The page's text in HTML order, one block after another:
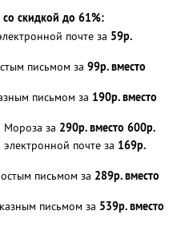
со скидкой до 61%:
почте за 59р.
письмом за 99р. вместо
письмом за 190р. вместо
Мороза за 290р. вместо 600р.
почте за 169р.
письмом за 289р. вместо
письмом за 539р. вместо